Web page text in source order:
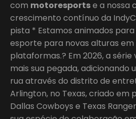
com motoresportse a nossa
crescimento contínuo da
pista * Estamos animados
esporte para novas alturas em
plataformas.? Em 2026, a série
mais sua pegada, adicionando
rua através do distrito de
Arlington, no Texas, criado em
Dallas Cowboys e Texas